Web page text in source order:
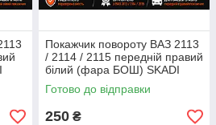
Покажчик повороту ВАЗ 2113
/ 2114 / 2115 передній правий
білий (фара БОШ) SKADI
Готово до відправки
250 ₴